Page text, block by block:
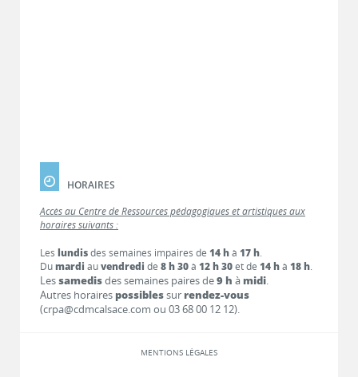
HORAIRES
Accès au Centre de Ressources pédagogiques et artistiques aux
horaires suivants :
Les lundisdes semaines impaires de 14 hà 17 h.
Dumardi auvendredi de 8 h 30à 12 h 30et de 14 hà 18 h.
Lessamedisdes semaines paires de9 h à midi.
Autres horaires possiblessur rendez-vous
(crpa@cdmcalsace.com ou 03 68 00 12 12).
MENTIONS LÉGALES